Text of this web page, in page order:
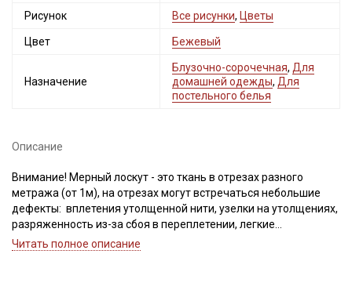
Рисунок Все рисунки, Цветы
Цвет Бежевый
Назначение
Блузочно-сорочечная, Для
домашней одежды, Для
постельного белья
Описание
Внимание! Мерный лоскут - это ткань в отрезах разного
метража (от 1м), на отрезах могут встречаться небольшие
дефекты: вплетения утолщенной нити, узелки на утолщениях,
разряженность из-за сбоя в переплетении, легкие
загрязнения вдоль кромки и на расстоянии до 5см от кромки,
Читать полное описание